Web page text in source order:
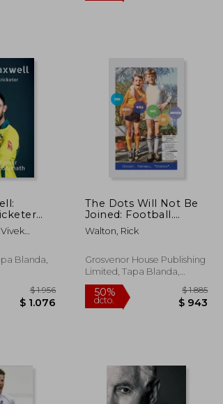
$ 2.005
$ 1.002
50%
Blanda,
The Dots Will Not Be
Joined: Football.
Cricket. *Stories*. (en
Inglés)
Walton, Rick
Grosvenor House Publishing
Limited, Tapa Blanda,
Nuevo